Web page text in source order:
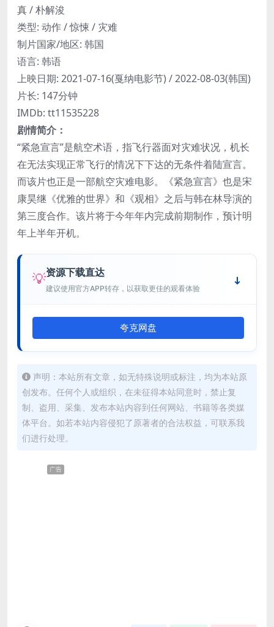
真 / 朴解浚
类型: 动作 / 惊悚 / 灾难
制片国家/地区: 韩国
语言: 韩语
上映日期: 2021-07-16(戛纳电影节) / 2022-08-03(韩国)
片长: 147分钟
IMDb: tt11535228
剧情简介：
“紧急宣言”是航空术语，指飞行器面对灾难状况，机长
在无法实现正常飞行的情况下下达的无条件着陆宣言。
而该片也正是一部航空灾难电影。《紧急宣言》也是宋
康昊继《优雅的世界》和《观相》之后与韩在林导演的
第三度合作。该片将于今年年内完成前期制作，预计明
年上半年开机。
💡资源下载直达
建议使用官方APP转存，以获取更佳的观看体验
夸克网盘
声明：本站所有文章，如无特殊说明或标注，均为本站原
创发布。任何个人或组织，在未征得本站同意时，禁止复
制、盗用、采集、发布本站内容到任何网站、书籍等各类媒
体平台。如若本站内容侵犯了原著者的合法权益，可联系我
们进行处理。
广告